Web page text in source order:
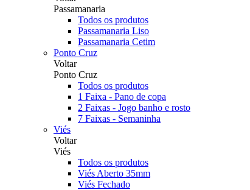
Passamanaria
Todos os produtos
Passamanaria Liso
Passamanaria Cetim
Ponto Cruz
Voltar
Ponto Cruz
Todos os produtos
1 Faixa - Pano de copa
2 Faixas - Jogo banho e rosto
7 Faixas - Semaninha
Viés
Voltar
Viés
Todos os produtos
Viés Aberto 35mm
Viés Fechado